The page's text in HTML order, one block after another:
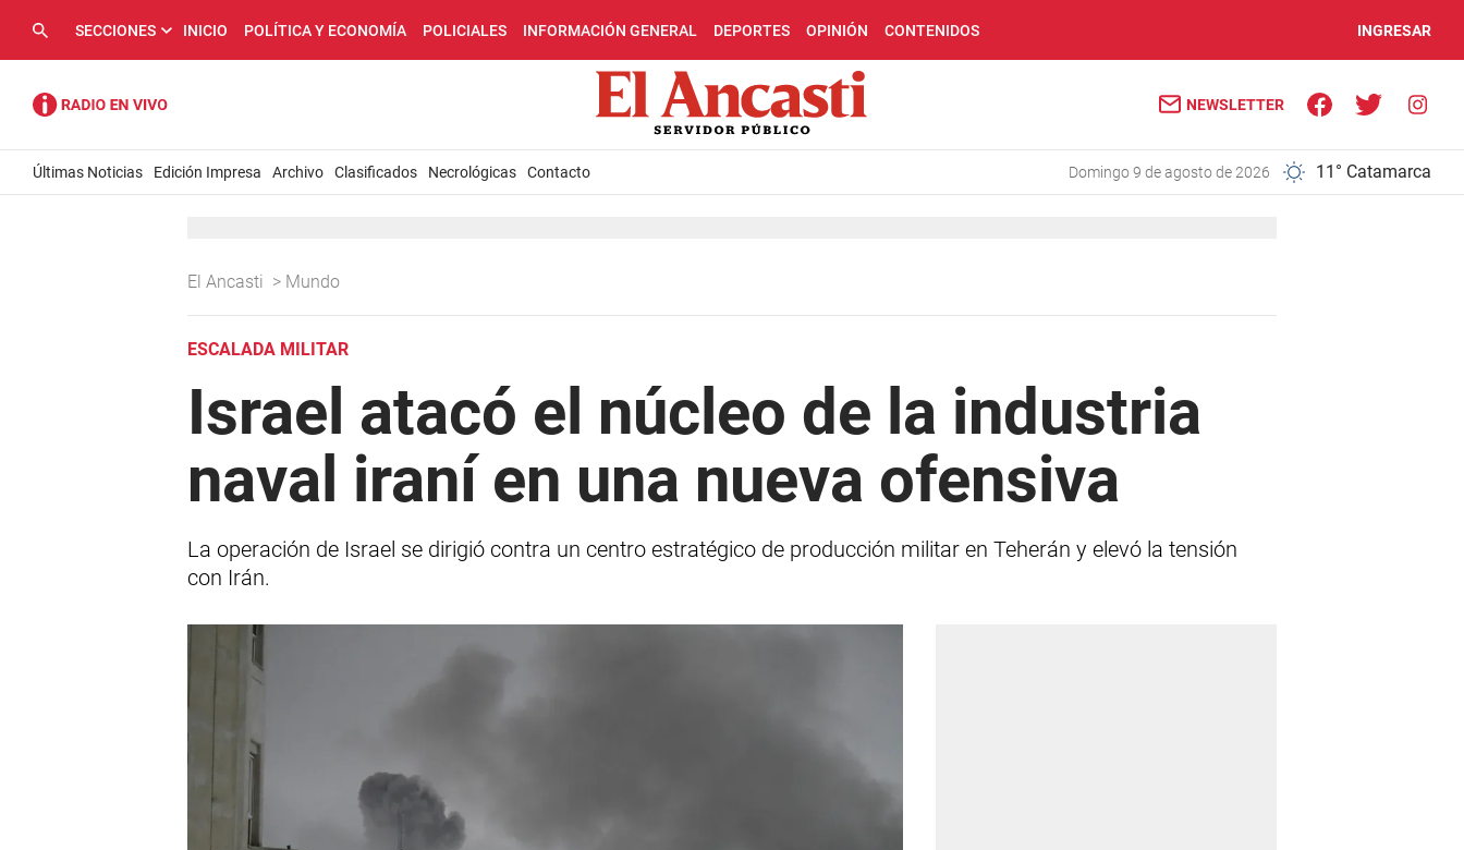
SECCIONES INICIO POLÍTICA Y ECONOMÍA POLICIALES INFORMACIÓN GENERAL DEPORTES OPINIÓN CONTENIDOS INGRESAR
NEWSLETTER
Últimas Noticias Edición Impresa Archivo Clasificados Necrológicas Contacto domingo 9 de agosto de 2026 11° Catamarca
El Ancasti > Mundo
ESCALADA MILITAR
Israel atacó el núcleo de la industria
naval iraní en una nueva ofensiva
La operación de Israel se dirigió contra un centro estratégico de producción militar en Teherán y elevó la tensión
con Irán.